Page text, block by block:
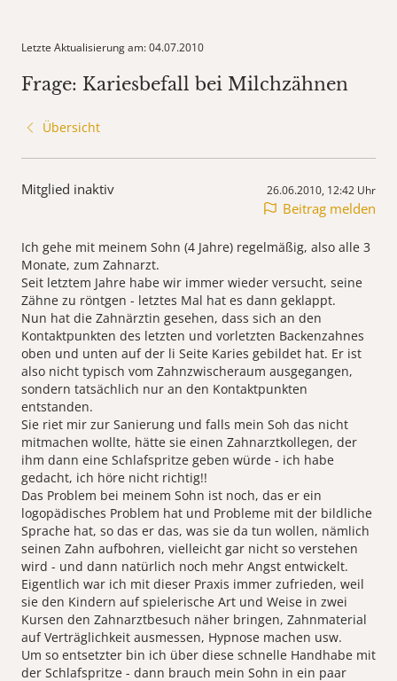
Letzte Aktualisierung am: 04.07.2010
Frage: Kariesbefall bei Milchzähnen
Übersicht
Mitglied inaktiv 26.06.2010, 12:42 Uhr
Beitrag melden
Ich gehe mit meinem Sohn (4 Jahre) regelmäßig, also alle 3
Monate, zum Zahnarzt.
Seit letztem Jahre habe wir immer wieder versucht, seine
Zähne zu röntgen - letztes Mal hat es dann geklappt.
Nun hat die Zahnärztin gesehen, dass sich an den
Kontaktpunkten des letzten und vorletzten Backenzahnes
oben und unten auf der li Seite Karies gebildet hat. Er ist
also nicht typisch vom Zahnzwischeraum ausgegangen,
sondern tatsächlich nur an den Kontaktpunkten
entstanden.
Sie riet mir zur Sanierung und falls mein Soh das nicht
mitmachen wollte, hätte sie einen Zahnarztkollegen, der
ihm dann eine Schlafspritze geben würde - ich habe
gedacht, ich höre nicht richtig!!
Das Problem bei meinem Sohn ist noch, das er ein
logopädisches Problem hat und Probleme mit der bildliche
Sprache hat, so das er das, was sie da tun wollen, nämlich
seinen Zahn aufbohren, vielleicht gar nicht so verstehen
wird - und dann natürlich noch mehr Angst entwickelt.
Eigentlich war ich mit dieser Praxis immer zufrieden, weil
sie den Kindern auf spielerische Art und Weise in zwei
Kursen den Zahnarztbesuch näher bringen, Zahnmaterial
auf Verträglichkeit ausmessen, Hypnose machen usw.
Um so entsetzter bin ich über diese schnelle Handhabe mit
der Schlafspritze - dann brauch mein Sohn in ein paar